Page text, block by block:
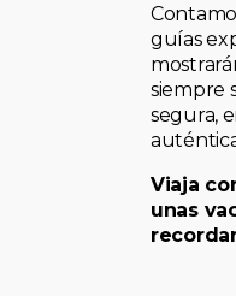
guías
siempre
segura,
Viaja
unas